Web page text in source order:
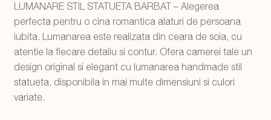
a
fost:
64,99 lei.
este:
54,99 lei.
LUMANARE STIL STATUETA BARBAT – Alegerea
perfecta pentru o cina romantica alaturi de persoana
iubita. Lumanarea este realizata din ceara de soia, cu
atentie la fiecare detaliu si contur. Ofera camerei tale un
design original si elegant cu lumanarea handmade stil
statueta, disponibila in mai multe dimensiuni si culori
variate.